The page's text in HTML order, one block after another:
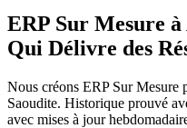
ERP Sur Mesure
Qui Délivre des
Nous créons ERP Sur Mesure
Saoudite. Historique prouvé
avec mises à jour